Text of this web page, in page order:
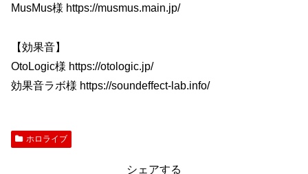
MusMus様 https://musmus.main.jp/
【効果音】
OtoLogic様 https://otologic.jp/
効果音ラボ様 https://soundeffect-lab.info/
ホロライブ
シェアする